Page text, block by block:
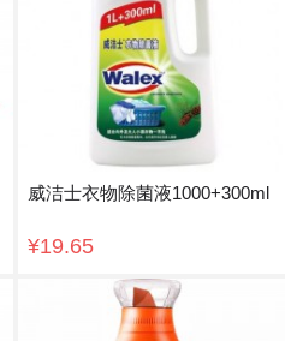
威洁士衣物除菌液1000+300ml
¥19.65